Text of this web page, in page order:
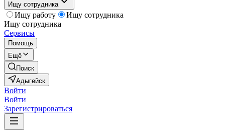
Ищу сотрудника
Ищу работу
Ищу сотрудника
Ищу сотрудника
Сервисы
Помощь
Ещё
Поиск
Адыгейск
Войти
Войти
Зарегистрироваться